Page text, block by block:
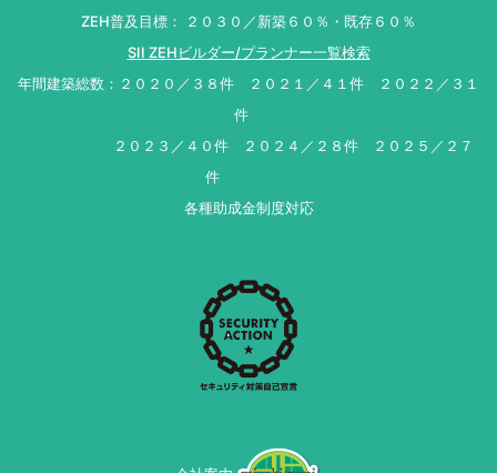
ZEH普及目標： ２０３０／新築６０％・既存６０％
SII ZEHビルダー/プランナー一覧検索
年間建築総数：２０２０／３８件 ２０２１／４１件 ２０２２／３１
件
２０２３／４０件 ２０２４／２８件 ２０２５／２７
件
各種助成金制度対応